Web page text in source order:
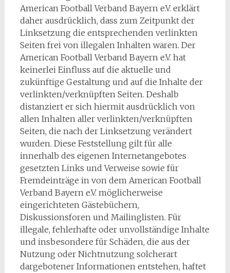
American Football Verband Bayern e.V. erklärt
daher ausdrücklich, dass zum Zeitpunkt der
Linksetzung die entsprechenden verlinkten
Seiten frei von illegalen Inhalten waren. Der
American Football Verband Bayern e.V. hat
keinerlei Einfluss auf die aktuelle und
zukünftige Gestaltung und auf die Inhalte der
verlinkten/verknüpften Seiten. Deshalb
distanziert er sich hiermit ausdrücklich von
allen Inhalten aller verlinkten/verknüpften
Seiten, die nach der Linksetzung verändert
wurden. Diese Feststellung gilt für alle
innerhalb des eigenen Internetangebotes
gesetzten Links und Verweise sowie für
Fremdeinträge in von dem American Football
Verband Bayern e.V. möglicherweise
eingerichteten Gästebüchern,
Diskussionsforen und Mailinglisten. Für
illegale, fehlerhafte oder unvollständige Inhalte
und insbesondere für Schäden, die aus der
Nutzung oder Nichtnutzung solcherart
dargebotener Informationen entstehen, haftet